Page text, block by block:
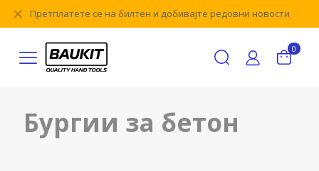
Претплатете се на билтен и добивајте редовни новости
✕
0
Бургии за бетон